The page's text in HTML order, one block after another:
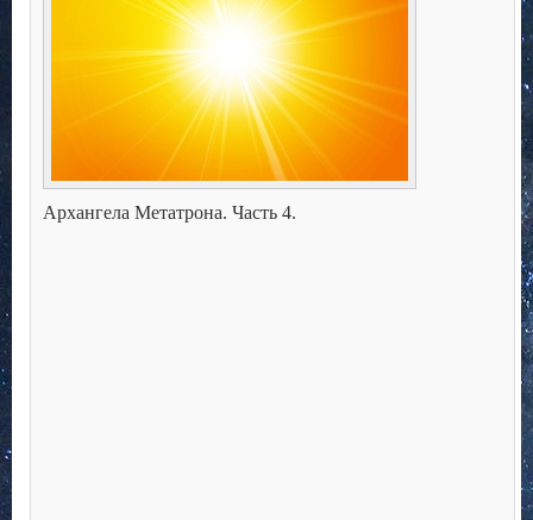
Архангела Метатрона. Часть 4.